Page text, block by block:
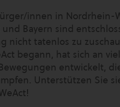
innen in Nordrhein-
Bayern sind
nicht tatenlos zu
begann, hat sich an
entwickelt,
Unterstützen Sie